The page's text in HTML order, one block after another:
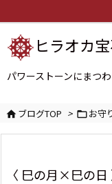
ヒラオカ
パワーストーンにまつ
ブログTOP > お守
〈 巳の月×巳の日